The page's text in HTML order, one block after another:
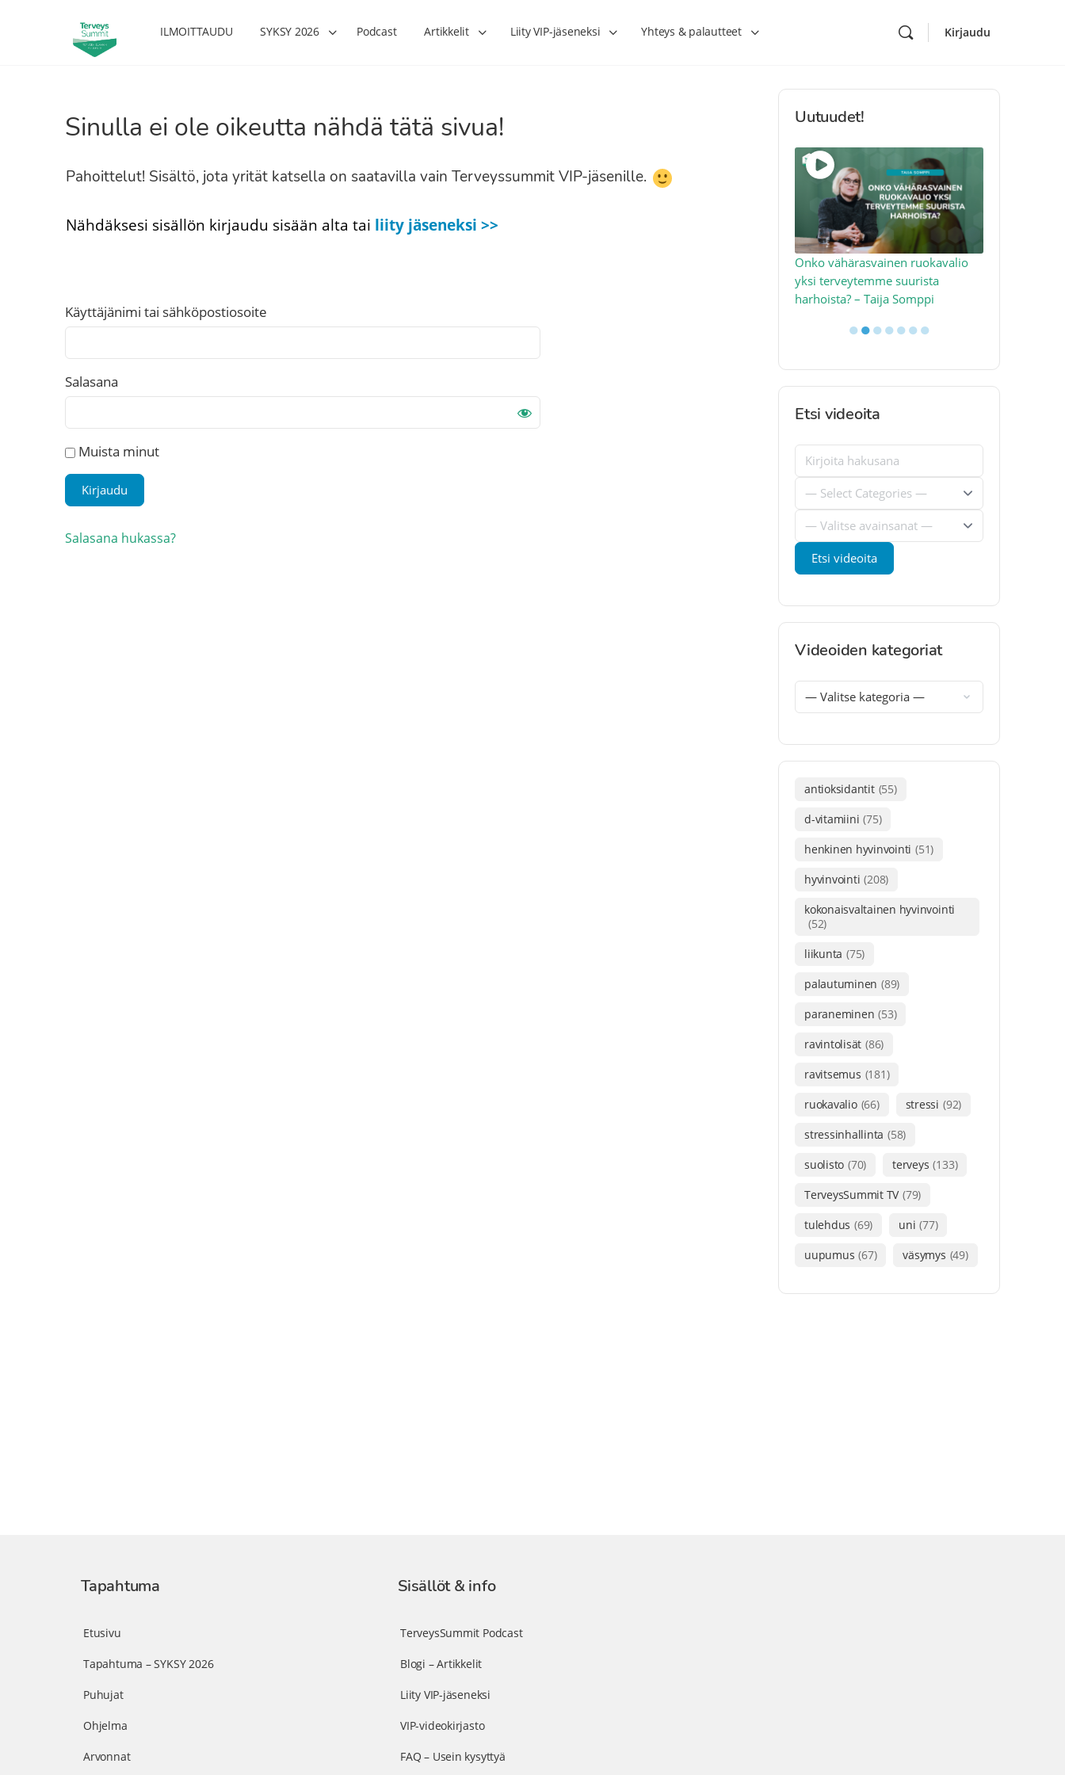
ILMOITTAUDU SYKSY 2026 Podcast Artikkelit Liity VIP-jäseneksi Yhteys & palautteet Kirjaudu
Sinulla ei ole oikeutta nähdä tätä sivua!
Pahoittelut! Sisältö, jota yrität katsella on saatavilla vain Terveyssummit VIP-jäsenille.
Nähdäksesi sisällön kirjaudu sisään alta tai liity jäseneksi >>
Käyttäjänimi tai sähköpostiosoite
Salasana
Muista minut
Salasana hukassa?
Uutuudet!
Onko vähärasvainen ruokavalio
yksi terveytemme suurista
harhoista? – Taija Somppi
●●●●●●●
Etsi videoita
Videoiden kategoriat
antioksidantit (55)
d-vitamiini (75)
henkinen hyvinvointi (51)
hyvinvointi (208)
kokonaisvaltainen hyvinvointi
(52)
liikunta (75)
palautuminen (89)
paraneminen (53)
ravintolisät (86)
ravitsemus (181)
ruokavalio (66) stressi (92)
stressinhallinta (58)
suolisto (70) terveys (133)
TerveysSummit TV (79)
tulehdus (69) uni (77)
uupumus (67) väsymys (49)
Tapahtuma
Etusivu
Tapahtuma – SYKSY 2026
Puhujat
Ohjelma
Arvonnat
Sisällöt & info
TerveysSummit Podcast
Blogi – Artikkelit
Liity VIP-jäseneksi
VIP-videokirjasto
FAQ – Usein kysyttyä